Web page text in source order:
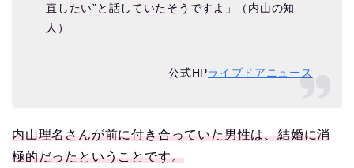
直したい”と話していたそうですよ」（内山の知
人）
公式HPライブドアニュース
内山理名さんが前に付き合っていた男性は、結婚に消
極的だったということです。